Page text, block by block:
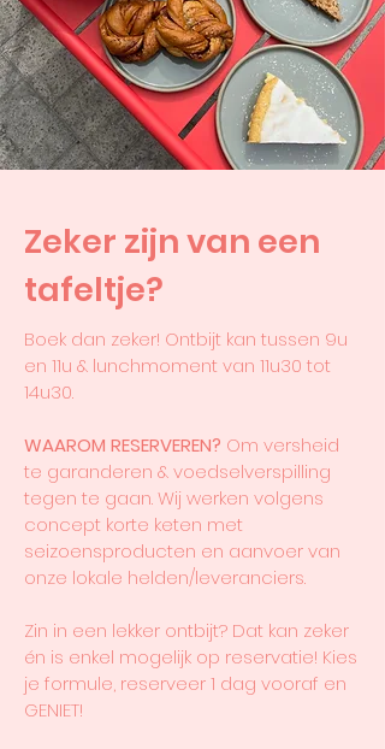
Zeker zijn van een
tafeltje?
Boek dan zeker! Ontbijt kan tussen 9u
en 11u & lunchmoment van 11u30 tot
14u30.
WAAROM RESERVEREN? Om versheid
te garanderen & voedselverspilling
tegen te gaan. Wij werken volgens
concept korte keten met
seizoensproducten en aanvoer van
onze lokale helden/leveranciers.
Zin in een lekker ontbijt? Dat kan zeker
én is enkel mogelijk op reservatie! Kies
je formule, reserveer 1 dag vooraf en
GENIET!